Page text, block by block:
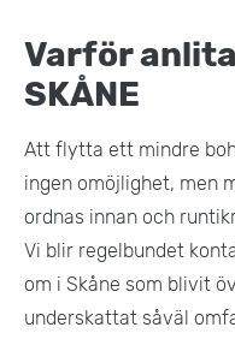
Varför
SKÅNE
Att flytta ett mindre
ingen omöjlighet, men
ordnas innan och
Vi blir regelbundet
om i Skåne som blivit
underskattat såväl